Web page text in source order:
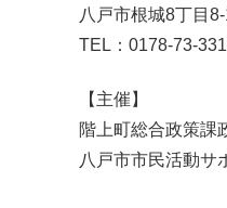
八戸市根城8丁目
TEL：0178-73-
【主催】
階上町総合政策課
八戸市市民活動サ